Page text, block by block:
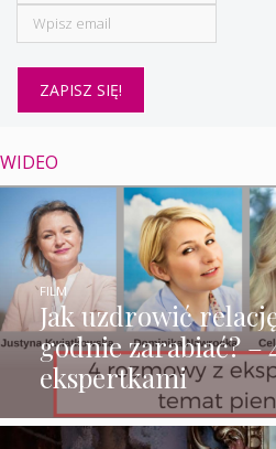
WIDEO
Jak uzdrowić
godnie zarabiać? –
ekspertkami
FILM